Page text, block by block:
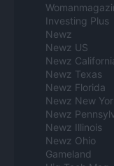
Investing Plus
Newz
Newz US
Newz
Newz Texas
Newz Florida
Newz New
Newz
Newz Illinois
Newz Ohio
Gameland